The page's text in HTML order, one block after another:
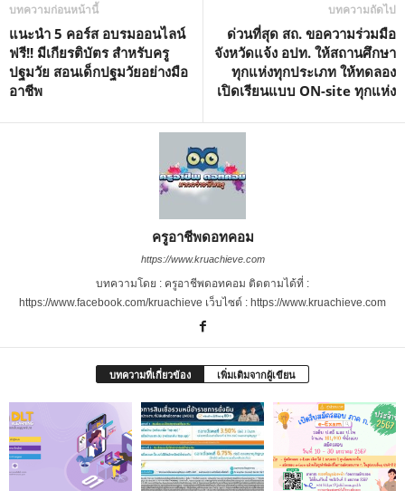
บทความก่อนหน้านี้
แนะนำ 5 คอร์ส อบรมออนไลน์
ฟรี!! มีเกียรติบัตร สำหรับครู
ปฐมวัย สอนเด็กปฐมวัยอย่างมือ
อาชีพ
บทความถัดไป
ด่วนที่สุด สถ. ขอความร่วมมือ
จังหวัดแจ้ง อปท. ให้สถานศึกษา
ทุกแห่งทุกประเภท ให้ทดลอง
เปิดเรียนแบบ ON-site ทุกแห่ง
ครูอาชีพดอทคอม
https://www.kruachieve.com
บทความโดย : ครูอาชีพดอทคอม ติดตามได้ที่ :
https://www.facebook.com/kruachieve เว็บไซต์ : https://www.kruachieve.com
บทความที่เกี่ยวข้อง เพิ่มเติมจากผู้เขียน